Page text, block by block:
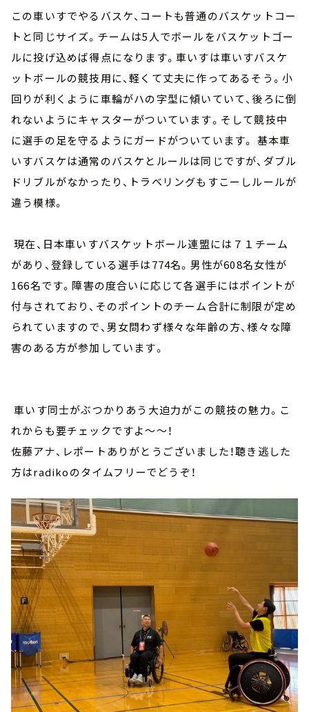
この車いすでやるバスケ、コートも普通のバスケットコー
トと同じサイズ。チームは5人でボールをバスケットゴー
ルに投げ込めば得点になります。車いすは車いすバスケ
ットボールの競技用に、軽くて丈夫に作ってあるそう。小
回りが利くように車輪がハの字型に傾いていて、後ろに倒
れないようにキャスターがついています。そして競技中
に選手の足を守るようにガードがついています。 基本車
いすバスケは通常のバスケとルールは同じですが、ダブル
ドリブルがなかったり、トラベリングもすこーしルールが
違う模様。
現在、日本車いすバスケットボール連盟には７１チーム
があり、登録している選手は774名。男性が608名女性が
166名です。障害の度合いに応じて各選手にはポイントが
付与されており、そのポイントのチーム合計に制限が定め
られていますので、男女問わず様々な年齢の方、様々な障
害のある方が参加しています。
車いす同士がぶつかりあう大迫力がこの競技の魅力。こ
れからも要チェックですよ～～！
佐藤アナ、レポートありがとうございました！聴き逃した
方はradikoのタイムフリーでどうぞ！